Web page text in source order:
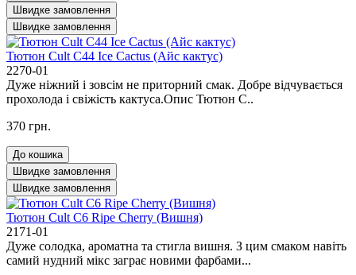
Швидке замовлення
Швидке замовлення
Тютюн Cult C44 Ice Cactus (Айс кактус)
2270-01
Дуже ніжний і зовсім не приторний смак. Добре відчувається
прохолода і свіжість кактуса.Опис Тютюн C..
370 грн.
До кошика
Швидке замовлення
Швидке замовлення
Тютюн Cult C6 Ripe Cherry (Вишня)
2171-01
Дуже солодка, ароматна та стигла вишня. З цим смаком навіть
самий нудний мікс заграє новими фарбами...